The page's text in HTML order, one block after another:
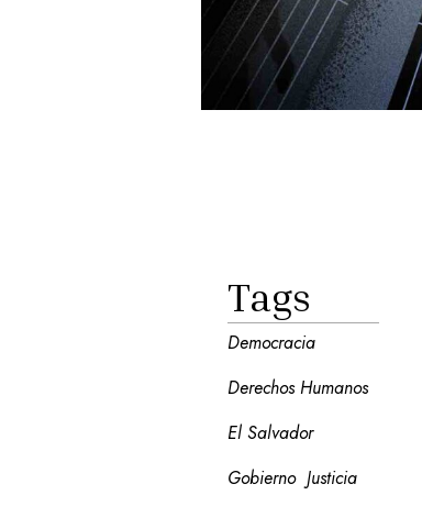
Tags
Democracia
Derechos Humanos
El Salvador
Gobierno Justicia